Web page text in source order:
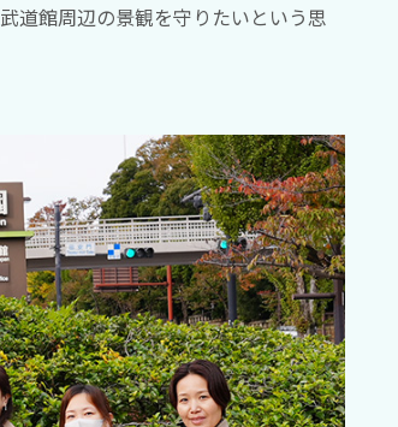
道館周辺の景観を守りたいという思